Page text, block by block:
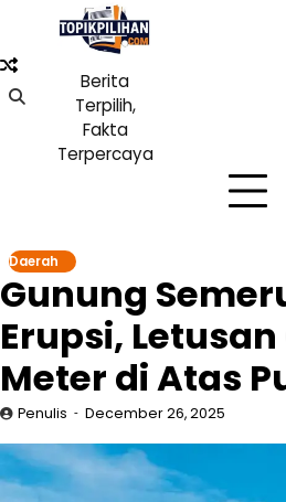
content
Berita
Terpilih,
Fakta
Terpercaya
Daerah
Gunung
Erupsi,
Meter di Atas
Penulis December 26, 2025